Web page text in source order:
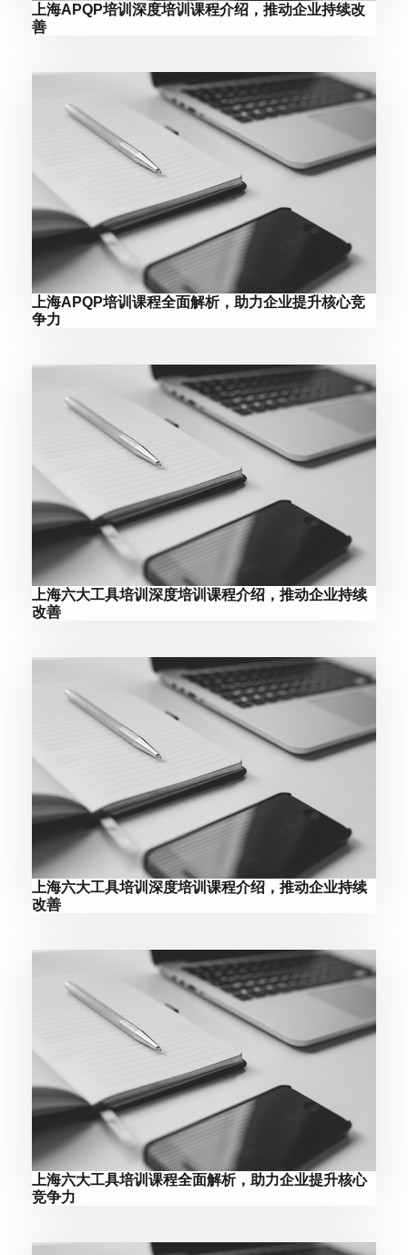
上海APQP培训深度培训课程介绍，推动企业持续改
善
上海APQP培训课程全面解析，助力企业提升核心竞
争力
上海六大工具培训深度培训课程介绍，推动企业持续
改善
上海六大工具培训深度培训课程介绍，推动企业持续
改善
上海六大工具培训课程全面解析，助力企业提升核心
竞争力